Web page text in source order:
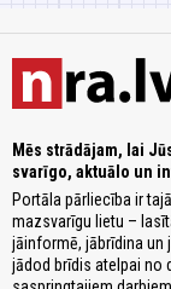
Mēs strādājam, lai
svarīgo, aktuālo un
Portāla pārliecība ir
mazsvarīgu lietu –
jāinformē, jābrīdina un
jādod brīdis atelpai no